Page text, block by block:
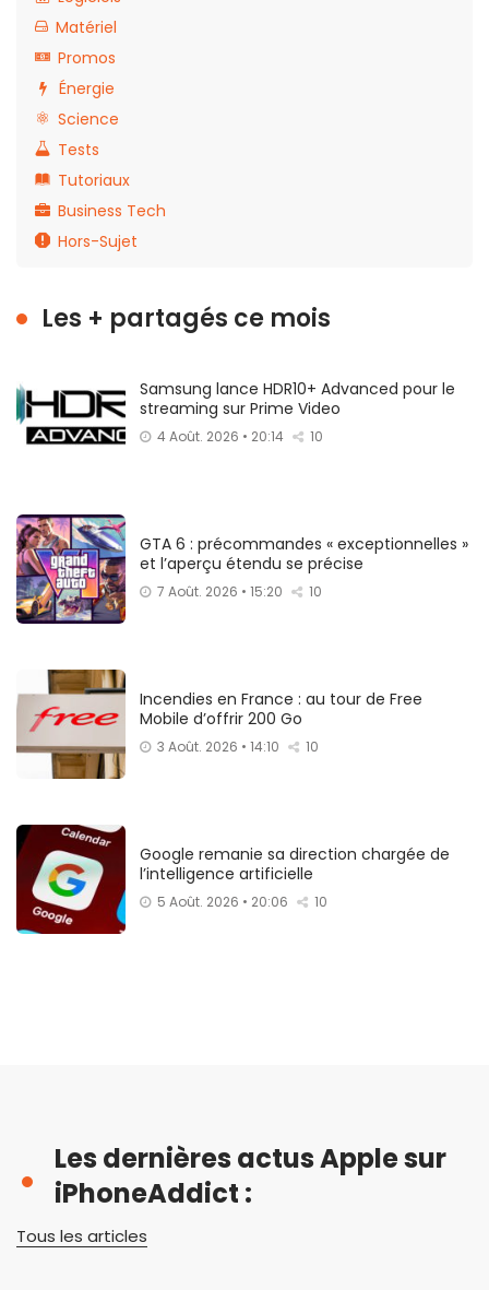
Matériel
Promos
Énergie
Science
Tests
Tutoriaux
Business Tech
Hors-Sujet
Les + partagés ce mois
Samsung lance HDR10+ Advanced pour le
streaming sur Prime Video
4 Août. 2026 • 20:14 10
GTA 6 : précommandes « exceptionnelles »
et l’aperçu étendu se précise
7 Août. 2026 • 15:20 10
Incendies en France : au tour de Free
Mobile d’offrir 200 Go
3 Août. 2026 • 14:10 10
Google remanie sa direction chargée de
l’intelligence artificielle
5 Août. 2026 • 20:06 10
Les dernières actus Apple sur
iPhoneAddict :
Tous les articles